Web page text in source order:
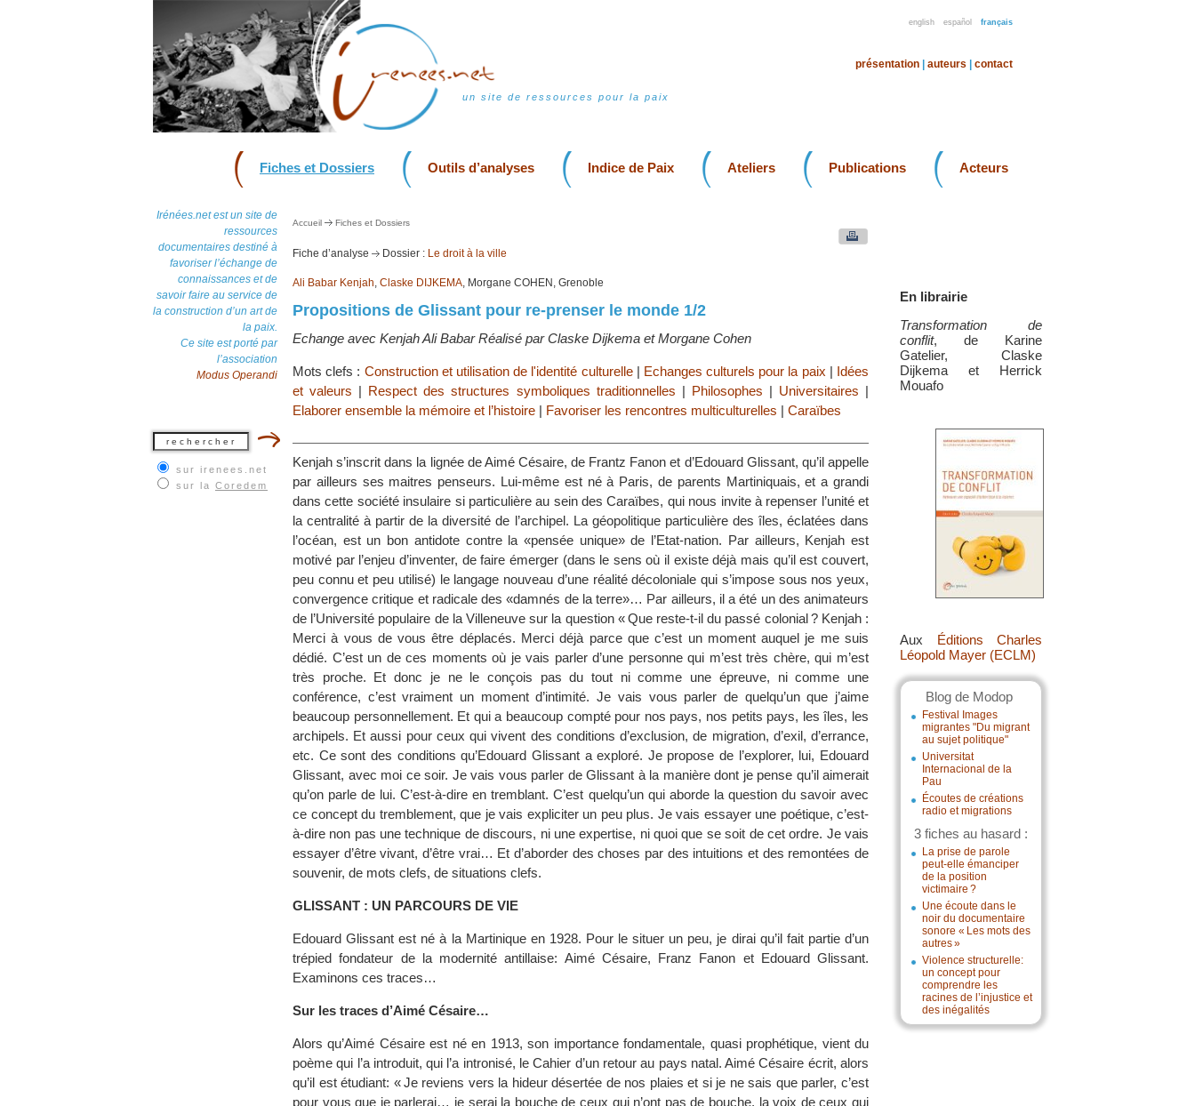
english español français
un site de ressources pour la paix
présentation auteurs contact
Fiches et Dossiers Outils d’analyses Indice de Paix Ateliers Publications Acteurs
Irénées.net est un site de
ressources
documentaires destiné à
favoriser l’échange de
connaissances et de
savoir faire au service de
la construction d’un art de
la paix.
Ce site est porté par
l’association
Modus Operandi
sur irenees.net
sur la Coredem
En librairie
Transformation de
conflit, de Karine
Gatelier, Claske
Dijkema et Herrick
Mouafo
Aux Éditions Charles
Léopold Mayer (ECLM)
Blog de Modop
Festival Images
migrantes "Du migrant
au sujet politique"
Universitat
Internacional de la
Pau
Écoutes de créations
radio et migrations
3 fiches au hasard :
La prise de parole
peut-elle émanciper
de la position
victimaire ?
Une écoute dans le
noir du documentaire
sonore « Les mots des
autres »
Violence structurelle:
un concept pour
comprendre les
racines de l’injustice et
des inégalités
Accueil Fiches et Dossiers
Fiche d’analyse Dossier : Le droit à la ville
Ali Babar Kenjah, Claske DIJKEMA, Morgane COHEN, Grenoble
Propositions de Glissant pour re-prenser le monde 1/2
Echange avec Kenjah Ali Babar Réalisé par Claske Dijkema et Morgane Cohen
Mots clefs : Construction et utilisation de l'identité culturelle| Echanges culturels pour la paix | Idées
et valeurs | Respect des structures symboliques traditionnelles | Philosophes | Universitaires |
Elaborer ensemble la mémoire et l’histoire | Favoriser les rencontres multiculturelles | Caraïbes
Kenjah s’inscrit dans la lignée de Aimé Césaire, de Frantz Fanon et d’Edouard Glissant, qu’il appelle
par ailleurs ses maitres penseurs. Lui-même est né à Paris, de parents Martiniquais, et a grandi
dans cette société insulaire si particulière au sein des Caraïbes, qui nous invite à repenser l’unité et
la centralité à partir de la diversité de l’archipel. La géopolitique particulière des îles, éclatées dans
l’océan, est un bon antidote contre la «pensée unique» de l’Etat-nation. Par ailleurs, Kenjah est
motivé par l’enjeu d’inventer, de faire émerger (dans le sens où il existe déjà mais qu’il est couvert,
peu connu et peu utilisé) le langage nouveau d’une réalité décoloniale qui s’impose sous nos yeux,
convergence critique et radicale des «damnés de la terre»… Par ailleurs, il a été un des animateurs
de l’Université populaire de la Villeneuve sur la question « Que reste-t-il du passé colonial ? Kenjah :
Merci à vous de vous être déplacés. Merci déjà parce que c’est un moment auquel je me suis
dédié. C’est un de ces moments où je vais parler d’une personne qui m’est très chère, qui m’est
très proche. Et donc je ne le conçois pas du tout ni comme une épreuve, ni comme une
conférence, c’est vraiment un moment d’intimité. Je vais vous parler de quelqu’un que j’aime
beaucoup personnellement. Et qui a beaucoup compté pour nos pays, nos petits pays, les îles, les
archipels. Et aussi pour ceux qui vivent des conditions d’exclusion, de migration, d’exil, d’errance,
etc. Ce sont des conditions qu’Edouard Glissant a exploré. Je propose de l’explorer, lui, Edouard
Glissant, avec moi ce soir. Je vais vous parler de Glissant à la manière dont je pense qu’il aimerait
qu’on parle de lui. C’est-à-dire en tremblant. C’est quelqu’un qui aborde la question du savoir avec
ce concept du tremblement, que je vais expliciter un peu plus. Je vais essayer une poétique, c’est-
à-dire non pas une technique de discours, ni une expertise, ni quoi que se soit de cet ordre. Je vais
essayer d’être vivant, d’être vrai… Et d’aborder des choses par des intuitions et des remontées de
souvenir, de mots clefs, de situations clefs.
GLISSANT : UN PARCOURS DE VIE
Edouard Glissant est né à la Martinique en 1928. Pour le situer un peu, je dirai qu’il fait partie d’un
trépied fondateur de la modernité antillaise: Aimé Césaire, Franz Fanon et Edouard Glissant.
Examinons ces traces…
Sur les traces d’Aimé Césaire…
Alors qu’Aimé Césaire est né en 1913, son importance fondamentale, quasi prophétique, vient du
poème qui l’a introduit, qui l’a intronisé, le Cahier d’un retour au pays natal. Aimé Césaire écrit, alors
qu’il est étudiant: « Je reviens vers la hideur désertée de nos plaies et si je ne sais que parler, c’est
pour vous que je parlerai… je serai la bouche de ceux qui n’ont pas de bouche, la voix de ceux qui